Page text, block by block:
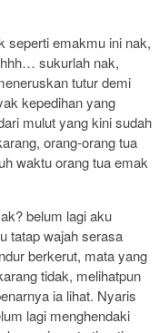
seperti emakmu ini nak,
sukurlah nak,
tutur demi
kepedihan yang
mulut yang kini sudah
orang-orang tua
waktu orang tua emak
belum lagi aku
tatap wajah serasa
berkerut, mata yang
tidak, melihatpun
ia lihat. Nyaris
lagi menghendaki